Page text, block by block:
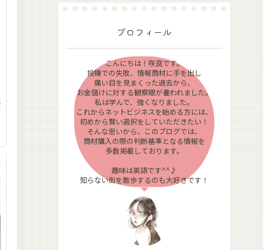
プロフィール
こんにちは！咲良です。
投機での失敗、情報商材に手を出し
痛い目を見まくった過去から、
お金儲けに対する観察眼が養われました。
私は学んで、強くなりました。
これからネットビジネスを始める方には、
初めから賢い選択をしていただきたい！
そんな思いから、このブログでは、
商材購入の際の判断基準となる情報を
多数掲載しております。
趣味は英語です^^♪
知らない街を散歩するのも大好きです！